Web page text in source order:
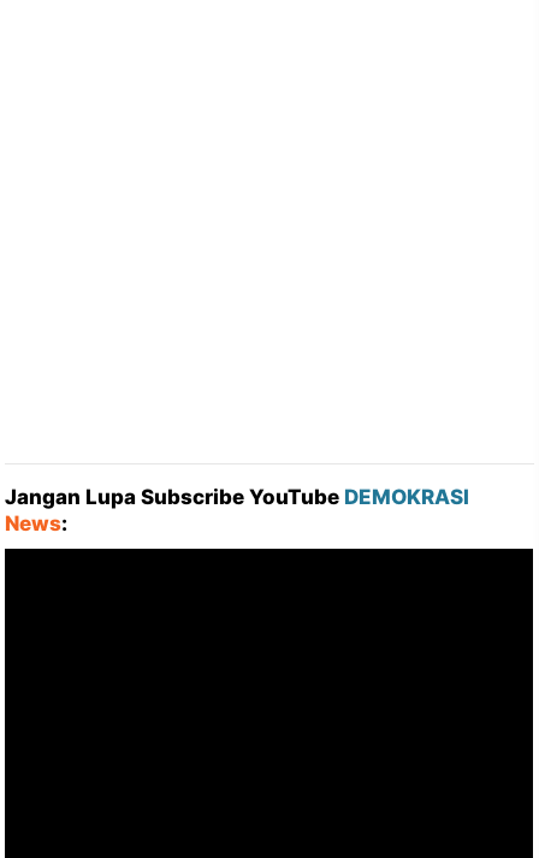
Jangan Lupa Subscribe YouTube DEMOKRASI
News: